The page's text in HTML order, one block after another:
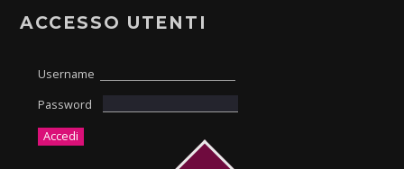
ACCESSO UTENTI
Username
Password